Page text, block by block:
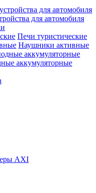
для автомобиля
Печи туристические
Наушники активные
аккумуляторные
AXI